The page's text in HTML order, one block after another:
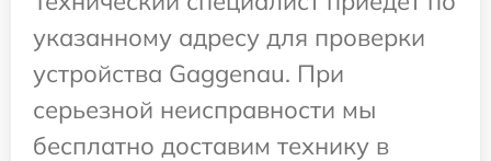
указанному адресу для проверки
устройства Gaggenau. При
серьезной неисправности мы
бесплатно доставим технику в